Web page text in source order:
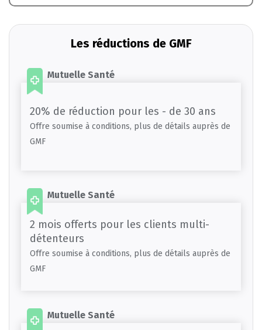
Les réductions de GMF
Mutuelle Santé
20% de réduction pour les - de 30 ans
Offre soumise à conditions, plus de détails auprès de
GMF
Mutuelle Santé
2 mois offerts pour les clients multi-
détenteurs
Offre soumise à conditions, plus de détails auprès de
GMF
Mutuelle Santé